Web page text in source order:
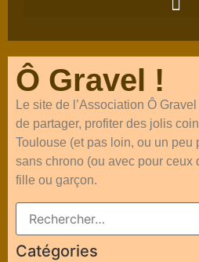
Ô Gravel !
Le site de l’Association Ô
de partager, profiter des jolis
Toulouse (et pas loin, ou un peu
sans chrono (ou avec pour ceux
fille ou garçon.
Catégories